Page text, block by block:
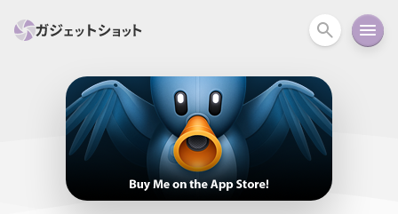
スマホ PC関連 カメラ
セール情報 スマートホーム アクションカメラ カメラ